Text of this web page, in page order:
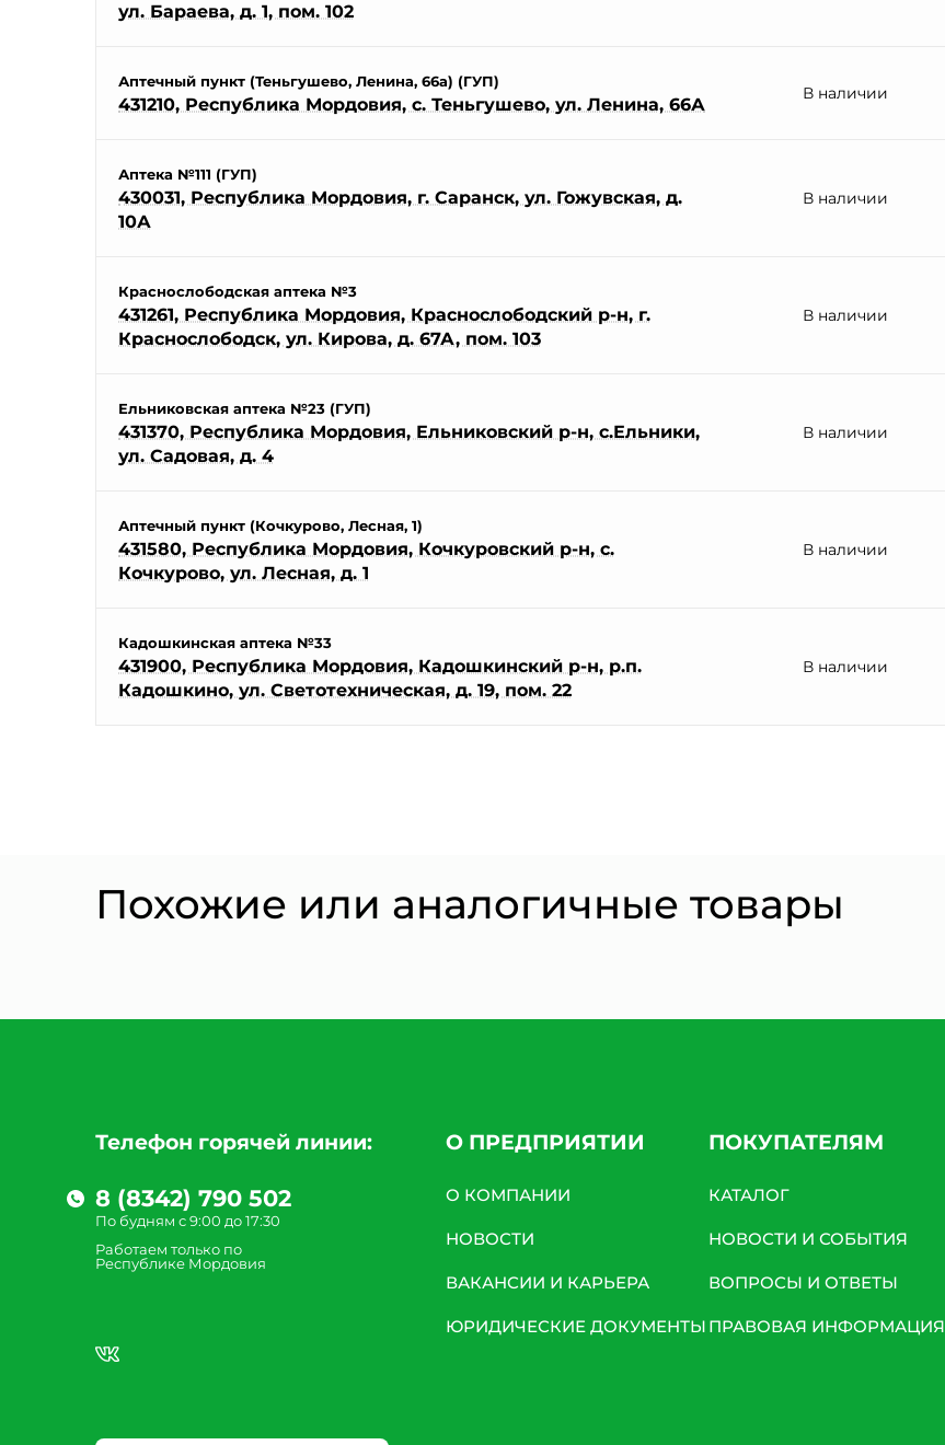
ул. Бараева, д. 1, пом. 102
Аптечный пункт (Теньгушево, Ленина, 66а) (ГУП)
431210, Республика Мордовия, с. Теньгушево, ул. Ленина, 66А
В наличии
Аптека №111 (ГУП)
430031, Республика Мордовия, г. Саранск, ул. Гожувская, д.
10А
В наличии
Краснослободская аптека №3
431261, Республика Мордовия, Краснослободский р-н, г.
Краснослободск, ул. Кирова, д. 67А, пом. 103
В наличии
Ельниковская аптека №23 (ГУП)
431370, Республика Мордовия, Ельниковский р-н, с.Ельники,
ул. Садовая, д. 4
В наличии
Аптечный пункт (Кочкурово, Лесная, 1)
431580, Республика Мордовия, Кочкуровский р-н, с.
Кочкурово, ул. Лесная, д. 1
В наличии
Кадошкинская аптека №33
431900, Республика Мордовия, Кадошкинский р-н, р.п.
Кадошкино, ул. Светотехническая, д. 19, пом. 22
В наличии
Похожие или аналогичные товары
Телефон горячей линии:
8 (8342) 790 502
По будням с 9:00 до 17:30
Работаем только по
Республике Мордовия
О ПРЕДПРИЯТИИ
О КОМПАНИИ
НОВОСТИ
ВАКАНСИИ И КАРЬЕРА
ЮРИДИЧЕСКИЕ ДОКУМЕНТЫ
ПОКУПАТЕЛЯМ
КАТАЛОГ
НОВОСТИ И СОБЫТИЯ
ВОПРОСЫ И ОТВЕТЫ
ПРАВОВАЯ ИНФОРМАЦИЯ